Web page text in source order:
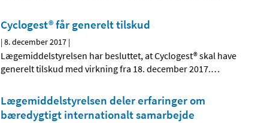
Cyclogest® får generelt tilskud
|8. december 2017 |
Lægemiddelstyrelsen har besluttet, at Cyclogest® skal have
generelt tilskud med virkning fra 18. december 2017.…
Lægemiddelstyrelsen deler erfaringer om
bæredygtigt internationalt samarbejde